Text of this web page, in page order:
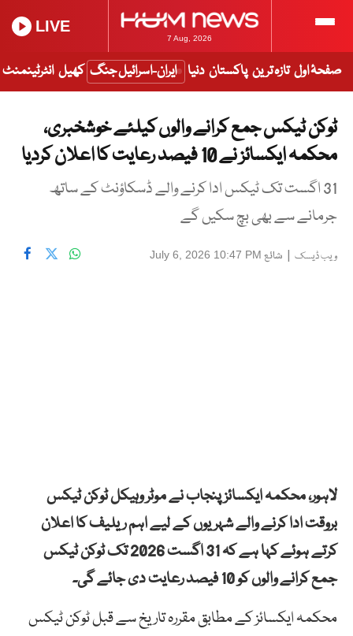
7 Aug, 2026
LIVE
صفحۂ اول تازہ ترین پاکستان دنیا ایران-اسرائیل جنگ کھیل انٹرٹینمنٹ
ٹوکن ٹیکس جمع کرانے والوں کیلئے خوشخبری،
محکمہ ایکسائز نے 10 فیصد رعایت کا اعلان کردیا
31 اگست تک ٹیکس ادا کرنے والے ڈسکاؤنٹ کے ساتھ
جرمانے سے بھی بچ سکیں گے
ویب ڈیسک | شائع July 6, 2026 10:47 PM
لاہور، محکمہ ایکسائز پنجاب نے موٹر وہیکل ٹوکن ٹیکس
بروقت ادا کرنے والے شہریوں کے لیے اہم ریلیف کا اعلان
کرتے ہوئے کہا ہے کہ 31 اگست 2026 تک ٹوکن ٹیکس
جمع کرانے والوں کو 10 فیصد رعایت دی جائے گی۔
محکمہ ایکسائز کے مطابق مقررہ تاریخ سے قبل ٹوکن ٹیکس